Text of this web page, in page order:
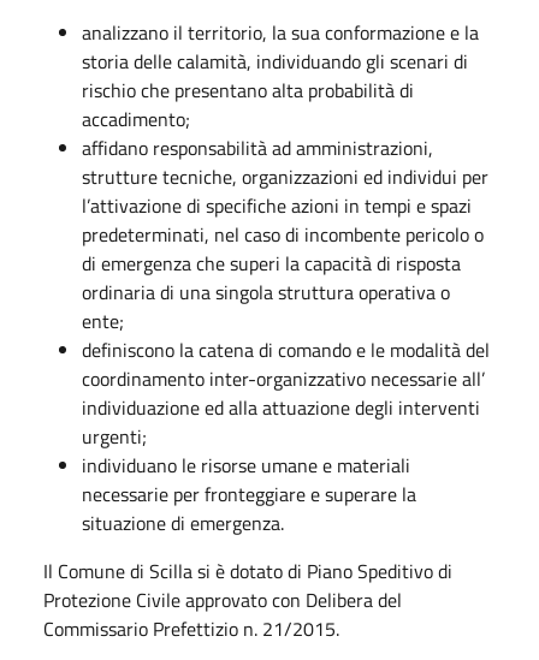
analizzano il territorio, la sua conformazione e la
storia delle calamità, individuando gli scenari di
rischio che presentano alta probabilità di
accadimento;
affidano responsabilità ad amministrazioni,
strutture tecniche, organizzazioni ed individui per
l’attivazione di specifiche azioni in tempi e spazi
predeterminati, nel caso di incombente pericolo o
di emergenza che superi la capacità di risposta
ordinaria di una singola struttura operativa o
ente;
definiscono la catena di comando e le modalità del
coordinamento inter-organizzativo necessarie all’
individuazione ed alla attuazione degli interventi
urgenti;
individuano le risorse umane e materiali
necessarie per fronteggiare e superare la
situazione di emergenza.
Il Comune di Scilla si è dotato di Piano Speditivo di
Protezione Civile approvato con Delibera del
Commissario Prefettizio n. 21/2015.